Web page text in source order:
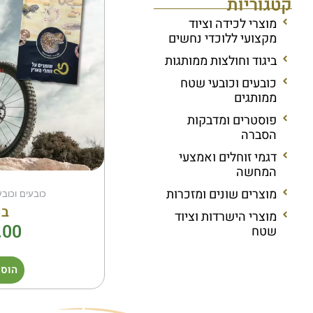
מוצרי לכידה וציוד
מקצועי ללוכדי נחשים
ביגוד וחולצות ממותגות
כובעים וכובעי שטח
ממותגים
פוסטרים ומדבקות
הסברה
דגמי זוחלים ואמצעי
המחשה
מוצרים שונים ומזכרות
מוצרי הישרדות וציוד
שטח
כובעים